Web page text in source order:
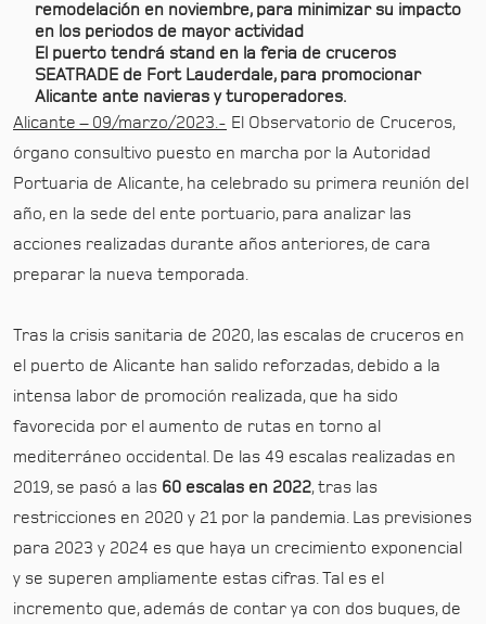
remodelación en noviembre, para minimizar su impacto
en los periodos de mayor actividad
El puerto tendrá stand en la feria de cruceros
SEATRADE de Fort Lauderdale, para promocionar
Alicante ante navieras y turoperadores.
Alicante – 09/marzo/2023.- El Observatorio de Cruceros,
órgano consultivo puesto en marcha por la Autoridad
Portuaria de Alicante, ha celebrado su primera reunión del
año, en la sede del ente portuario, para analizar las
acciones realizadas durante años anteriores, de cara
preparar la nueva temporada.
Tras la crisis sanitaria de 2020, las escalas de cruceros en
el puerto de Alicante han salido reforzadas, debido a la
intensa labor de promoción realizada, que ha sido
favorecida por el aumento de rutas en torno al
mediterráneo occidental. De las 49 escalas realizadas en
2019, se pasó a las 60 escalas en 2022, tras las
restricciones en 2020 y 21 por la pandemia. Las previsiones
para 2023 y 2024 es que haya un crecimiento exponencial
y se superen ampliamente estas cifras. Tal es el
incremento que, además de contar ya con dos buques, de